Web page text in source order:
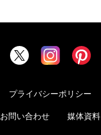
プライバシーポリシー
お問い合わせ 媒体資料